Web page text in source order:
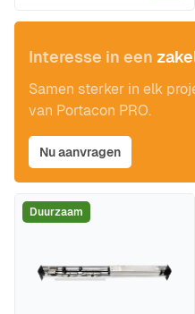
Duurzaam
Interesse in een
Samen sterker in elk
van Portacon PRO.
Nu aanvragen